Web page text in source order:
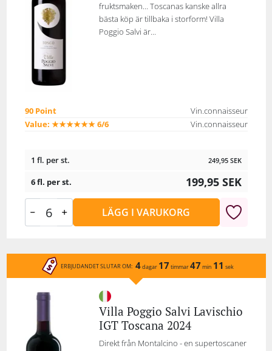
fruktsmaken... Toscanas kanske allra
bästa köp är tillbaka i storform! Villa
Poggio Salvi är...
90 Point
Vin.connaisseur
Value: ★★★★★★ 6/6
Vin.connaisseur
1 fl. per st. 249,95 SEK
6 fl. per st. 199,95 SEK
LÄGG I VARUKORG
ERBJUDANDET SLUTAR OM: 4dagar 17 timmar47 min 11 sek
Villa Poggio Salvi Lavischio
IGT Toscana 2024
Direkt från Montalcino - en supertoscaner